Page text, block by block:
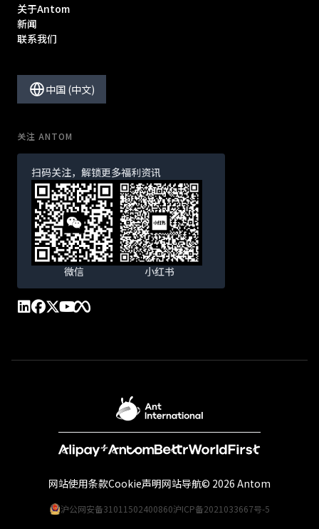
关于Antom
新闻
联系我们
中国 (中文)
关注 ANTOM
扫码关注，解锁更多福利资讯
微信 小红书
沪公网安备31011502400860沪ICP备2021033667号-5
网站使用条款Cookie声明网站导航© 2026 Antom